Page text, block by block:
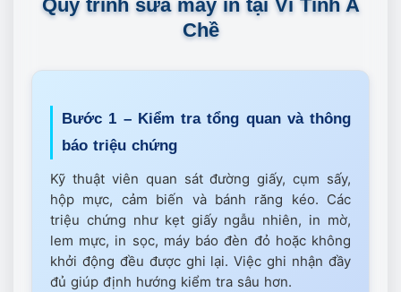
Quy trình sửa máy in tại Vi Tính A
Chề
Bước 1 – Kiểm tra tổng quan và thông
báo triệu chứng
Kỹ thuật viên quan sát đường giấy, cụm sấy,
hộp mực, cảm biến và bánh răng kéo. Các
triệu chứng như kẹt giấy ngẫu nhiên, in mờ,
lem mực, in sọc, máy báo đèn đỏ hoặc không
khởi động đều được ghi lại. Việc ghi nhận đầy
đủ giúp định hướng kiểm tra sâu hơn.